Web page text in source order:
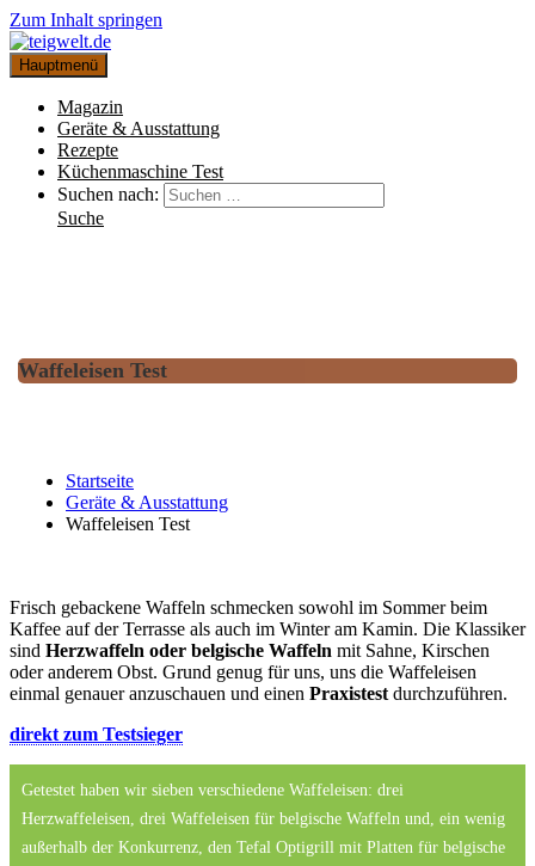
Zum Inhalt springen
Hauptmenü
Magazin
Geräte & Ausstattung
Rezepte
Küchenmaschine Test
Suchen nach:
Suche
Waffeleisen Test
Startseite
Geräte & Ausstattung
Waffeleisen Test
Frisch gebackene Waffeln schmecken sowohl im Sommer beim
Kaffee auf der Terrasse als auch im Winter am Kamin. Die Klassiker
sind Herzwaffeln oder belgische Waffeln mit Sahne, Kirschen
oder anderem Obst. Grund genug für uns, uns die Waffeleisen
einmal genauer anzuschauen und einen Praxistest durchzuführen.
direkt zum Testsieger
Getestet haben wir sieben verschiedene Waffeleisen: drei
Herzwaffeleisen, drei Waffeleisen für belgische Waffeln und, ein wenig
außerhalb der Konkurrenz, den Tefal Optigrill mit Platten für belgische